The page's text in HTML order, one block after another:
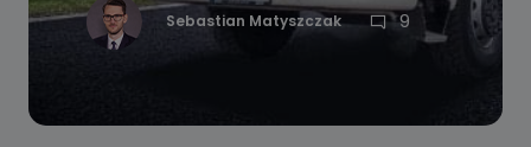
Sebastian Matyszczak 9